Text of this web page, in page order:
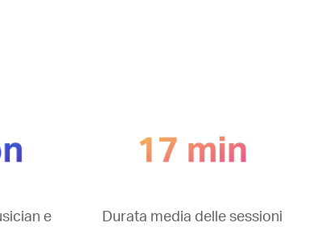
e
Durata media delle sessioni